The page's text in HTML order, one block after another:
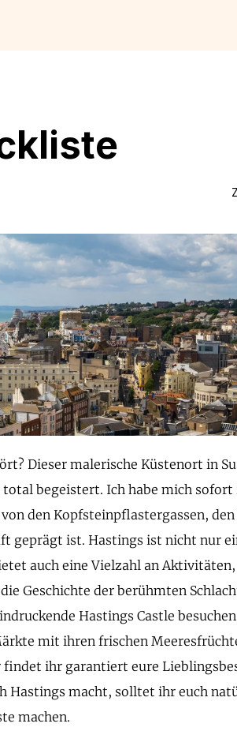
Dieser malerische Küstenort in
begeistert. Ich habe mich sofort
den Kopfsteinpflastergassen,
geprägt ist. Hastings ist nicht nur
auch eine Vielzahl an
Geschichte der berühmten
Hastings Castle
mit ihren frischen
ihr garantiert eure
Hastings macht, solltet ihr euch
machen.